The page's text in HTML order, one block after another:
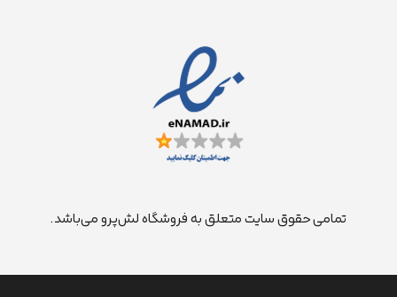
تمامی حقوق سایت متعلق به فروشگاه لش‌پرو می‌باشد.